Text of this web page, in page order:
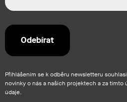
Přihlášením se k odběru newsletteru
novinky o nás a našich projektech a za tímto
údaje.